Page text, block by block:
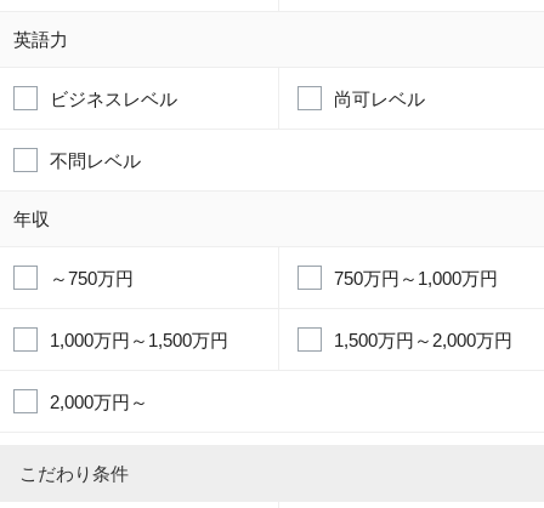
英語力
ビジネスレベル 尚可レベル
不問レベル
年収
～750万円 750万円～1,000万円
1,000万円～1,500万円 1,500万円～2,000万円
2,000万円～
こだわり条件